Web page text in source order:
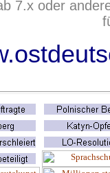
7.x oder